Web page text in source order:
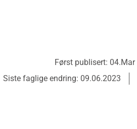
Først publisert: 04.Mar
Siste faglige endring: 09.06.2023